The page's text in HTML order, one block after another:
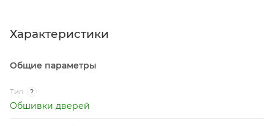
Характеристики
Общие параметры
Тип ?
Обшивки дверей